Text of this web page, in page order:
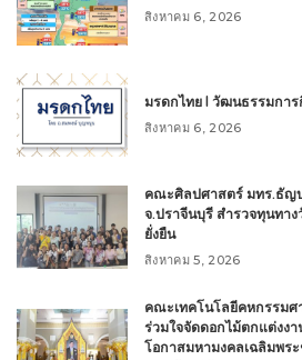
สิงหาคม 6, 2026
มรดกไทย l วัฒนธรรมกา
สิงหาคม 6, 2026
คณะศิลปศาสตร์ มทร.ธัญ
จ.ปราจีนบุรี สำรวจทุนทา
ยั่งยืน
สิงหาคม 5, 2026
คณะเทคโนโลยีคหกรรมศ
ร่วมใจจัดดอกไม้ตกแต่งง
โอกาสมหามงคลเฉลิมพร